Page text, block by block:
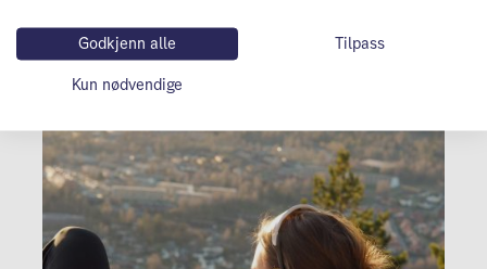
Godkjenn alle
Tilpass
Kun nødvendige